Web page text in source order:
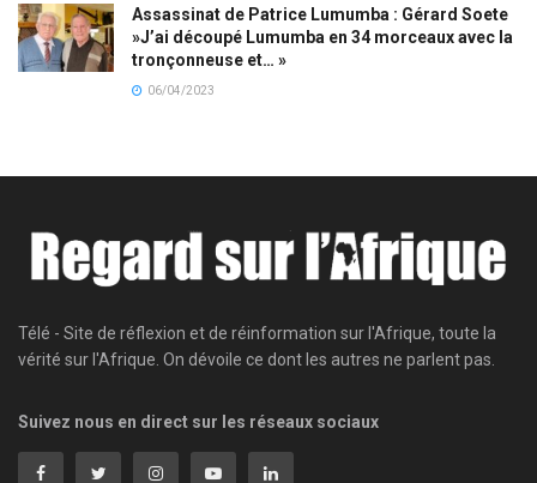
Assassinat de Patrice Lumumba : Gérard Soete
»J’ai découpé Lumumba en 34 morceaux avec la
tronçonneuse et… »
06/04/2023
Télé - Site de réflexion et de réinformation sur l'Afrique, toute la
vérité sur l'Afrique. On dévoile ce dont les autres ne parlent pas.
Suivez nous en direct sur les réseaux sociaux